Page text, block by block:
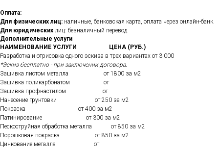
Оплата:
Для физических лиц: наличные, банковская карта, оплата через онлайн-банк.
Для юридических лиц: безналичный перевод.
Дополнительные услуги
НАИМЕНОВАНИЕ УСЛУГИ
ЦЕНА (РУБ.)
Разработка и отрисовка одного эскиза в трех вариантах от 3 000
*Эскиз бесплатно - при заключении договора.
Зашивка листом металла от 1800 за м2
Зашивка поликарбонатом от
Зашивка профнастилом от
Нанесение грунтовки от 250 за м2
Покраска от 400 за м2
Патинирование от 300 за м2
Пескоструйная обработка металла от 850 за м2
Порошковая покраска от 850 за м2
Цинкование металла от